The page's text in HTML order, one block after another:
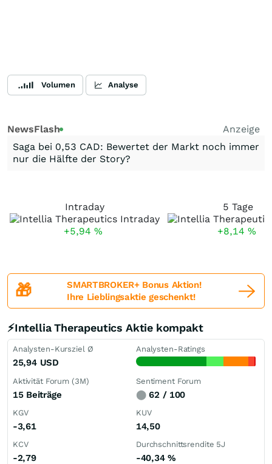
Volumen Analyse
NewsFlash
Anzeige
Saga bei 0,53 CAD: Bewertet der Markt noch immer
nur die Hälfte der Story?
Intraday
+5,94 %
5 Tage
+8,14 %
🎁
SMARTBROKER+ Bonus Aktion!
Ihre Lieblingsaktie geschenkt!
⚡Intellia Therapeutics Aktie kompakt
Analysten-Kursziel Ø
25,94 USD
Analysten-Ratings
Aktivität Forum (3M)
15 Beiträge
Sentiment Forum
⬤62 / 100
KGV
-3,61
KUV
14,50
KCV
-2,79
Durchschnittsrendite 5J
-40,34 %